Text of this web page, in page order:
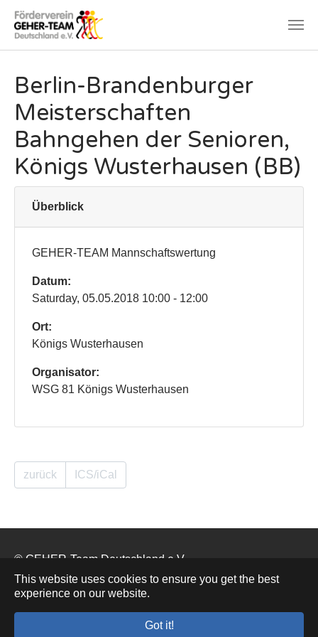
This website uses cookies to ensure you get the best
experience on our website.
Got it!
Berlin-Brandenburger
Meisterschaften
Bahngehen der Senioren,
Königs Wusterhausen (BB)
Überblick
GEHER-TEAM Mannschaftswertung
Datum:
Saturday, 05.05.2018 10:00 - 12:00
Ort:
Königs Wusterhausen
Organisator:
WSG 81 Königs Wusterhausen
zurück ICS/iCal
© GEHER-Team Deutschland e.V.
Kontakt